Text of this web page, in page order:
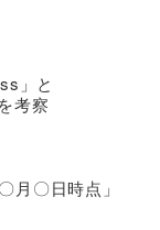
」と
考察
月〇日時点」